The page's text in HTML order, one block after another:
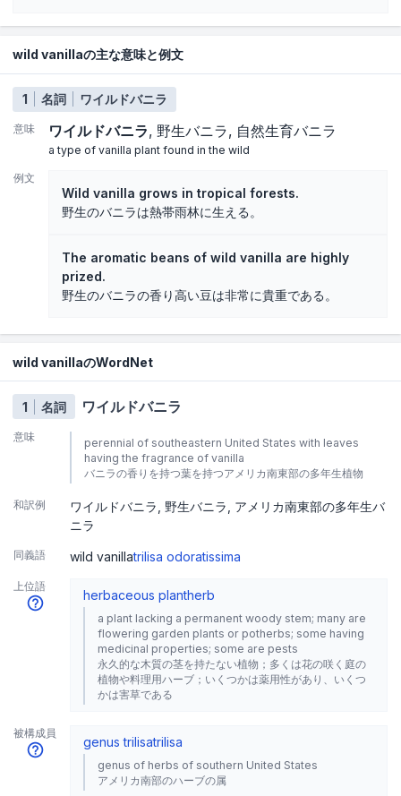
wild vanillaの主な意味と例文
1 名詞 ワイルドバニラ
意味 ワイルドバニラ 野生バニラ 自然生育バニラ
a type of vanilla plant found in the wild
例文
Wild vanilla grows in tropical forests.
野生のバニラは熱帯雨林に生える。
The aromatic beans of wild vanilla are highly
prized.
野生のバニラの香り高い豆は非常に貴重である。
wild vanillaのWordNet
1 名詞 ワイルドバニラ
意味
perennial of southeastern United States with leaves
having the fragrance of vanilla
バニラの香りを持つ葉を持つアメリカ南東部の多年生植物
和訳例 ワイルドバニラ 野生バニラ
アメリカ南東部の多年生バ
ニラ
同義語 wild vanillatrilisa odoratissima
上位語
herbaceous plantherb
a plant lacking a permanent woody stem; many are
flowering garden plants or potherbs; some having
medicinal properties; some are pests
永久的な木質の茎を持たない植物；多くは花の咲く庭の
植物や料理用ハーブ；いくつかは薬用性があり、いくつ
かは害草である
被構成員
genus trilisatrilisa
genus of herbs of southern United States
アメリカ南部のハーブの属